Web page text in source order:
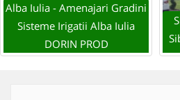
Alba Iulia - Amenajari Gradini
Sisteme Irigatii Alba Iulia
DORIN PROD